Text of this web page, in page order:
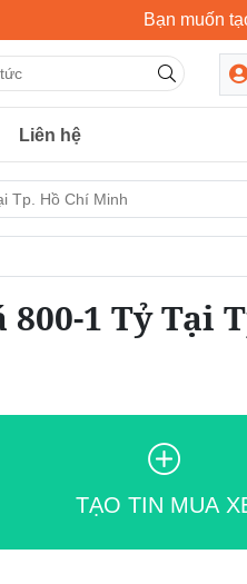
Bạn muốn
Liên hệ
Tp. Hồ Chí Minh
1 Tỷ Tại
TẠO TIN MUA